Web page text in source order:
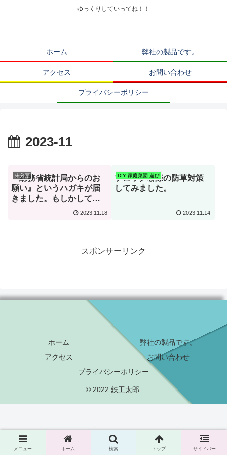
ゆっくりしていってね！！
ホーム 弊社の製品です。
アクセス お問い合わせ
プライバシーポリシー
2023-11
未分類
『総務省統計局からのお
願い』というハガキが届
きました。もしかして詐
2023.11.18
DIY 家庭菜園 遊び
ブロック塀際の防草対策
してみました。
2023.11.14
スポンサーリンク
ホーム
弊社の製品です。
アクセス
お問い合わせ
プライバシーポリシー
© 2022 鉄工太郎.
メニュー ホーム 検索 トップ サイドバー